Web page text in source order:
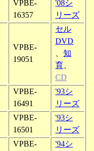
VPBE-
16357
'08シ
リーズ
VPBE-
19051
セル
DVD
知
育
CD
VPBE-
16491
'93シ
リーズ
VPBE-
16501
'93シ
リーズ
VPBE-
'94シ